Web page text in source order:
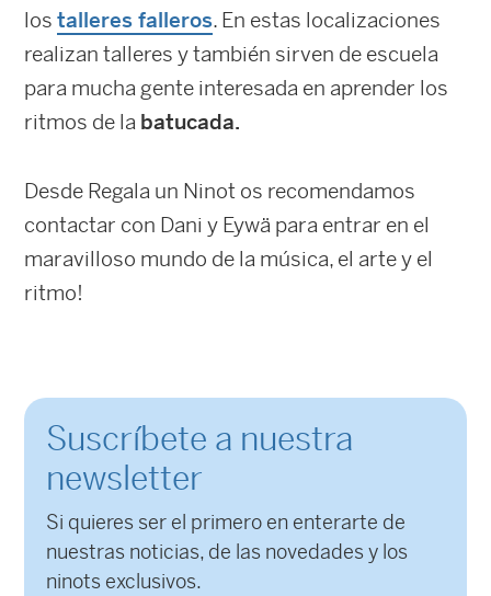
los talleres falleros. En estas localizaciones
realizan talleres y también sirven de escuela
para mucha gente interesada en aprender los
ritmos de la batucada.
Desde Regala un Ninot os recomendamos
contactar con Dani y Eywä para entrar en el
maravilloso mundo de la música, el arte y el
ritmo!
Suscríbete a nuestra
newsletter
Si quieres ser el primero en enterarte de
nuestras noticias, de las novedades y los
ninots exclusivos.